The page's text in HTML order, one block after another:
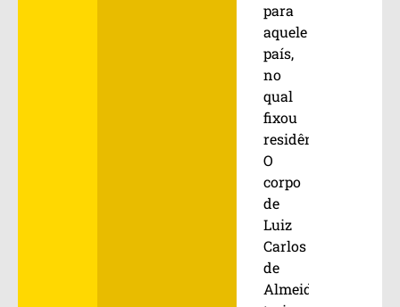
para
aquele
país,
no
qual
fixou
residência.
O
corpo
de
Luiz
Carlos
de
Almeida